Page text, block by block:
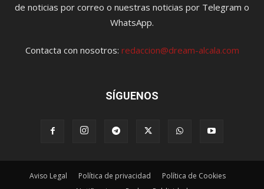
de noticias por correo o nuestras noticias por Telegram o
WhatsApp.
Contacta con nosotros: redaccion@dream-alcala.com
SÍGUENOS
Aviso Legal Política de privacidad
Política de Cookies